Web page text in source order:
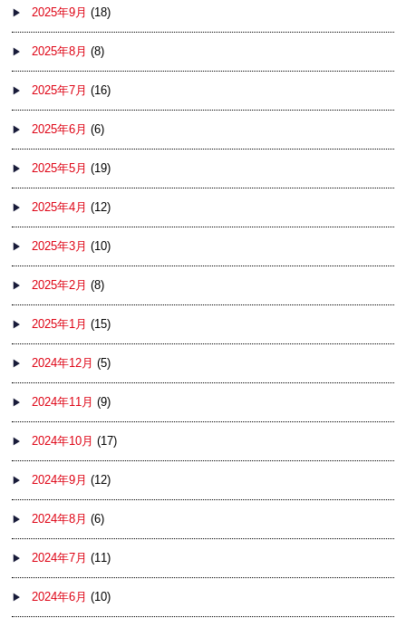
2025年9月 (18)
2025年8月 (8)
2025年7月 (16)
2025年6月 (6)
2025年5月 (19)
2025年4月 (12)
2025年3月 (10)
2025年2月 (8)
2025年1月 (15)
2024年12月 (5)
2024年11月 (9)
2024年10月 (17)
2024年9月 (12)
2024年8月 (6)
2024年7月 (11)
2024年6月 (10)